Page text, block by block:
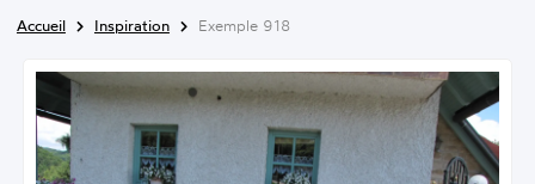
Accueil Inspiration Exemple 918